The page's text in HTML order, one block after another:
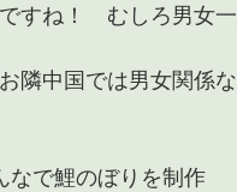
すね！　むしろ男女
隣中国では男女関係
なで鯉のぼりを制作